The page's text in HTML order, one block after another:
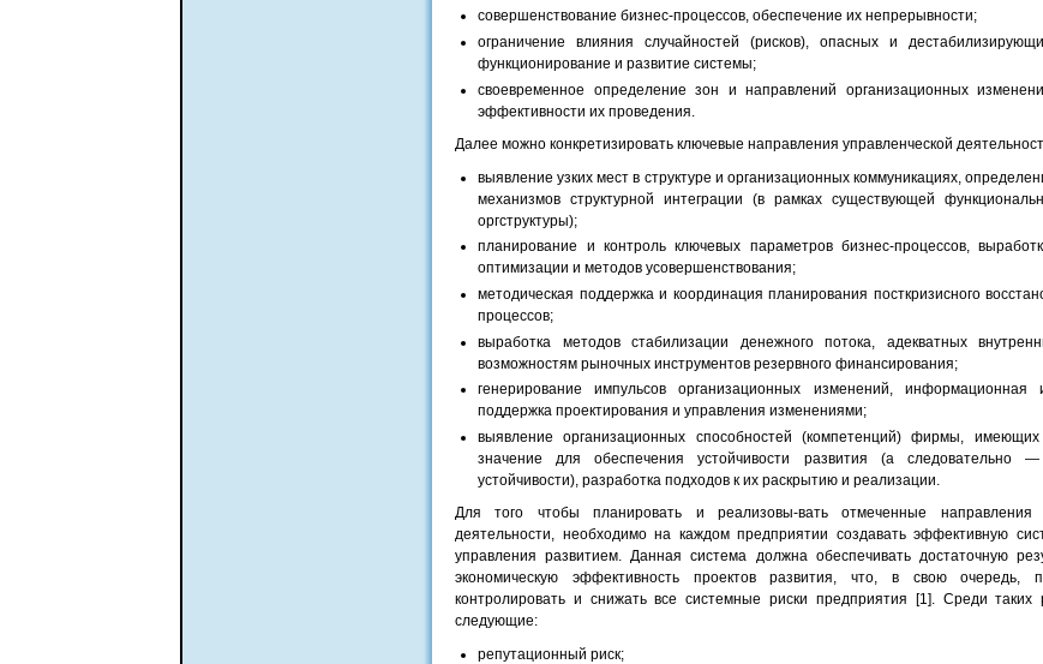
совершенствование бизнес-процессов, обеспечение их непрерывности;
ограничение влияния случайностей (рисков), опасных и
функционирование и развитие системы;
своевременное определение зон и направлений организационных
эффективности их проведения.
Далее можно конкретизировать ключевые направления управленческой
выявление узких мест в структуре и организационных коммуникациях,
механизмов структурной интеграции (в рамках существующей
оргструктуры);
планирование и контроль ключевых параметров бизнес-процессов,
оптимизации и методов усовершенствования;
методическая поддержка и координация планирования посткризисного
процессов;
выработка методов стабилизации денежного потока, адекватных
возможностям рыночных инструментов резервного финансирования;
генерирование импульсов организационных изменений, информационная
поддержка проектирования и управления изменениями;
выявление организационных способностей (компетенций) фирмы,
значение для обеспечения устойчивости развития (а следовательно —
устойчивости), разработка подходов к их раскрытию и реализации.
Для того чтобы планировать и реализовы-вать отмеченные направления
деятельности, необходимо на каждом предприятии создавать эффективную
управления развитием. Данная система должна обеспечивать достаточную
экономическую эффективность проектов развития, что, в свою очередь,
контролировать и снижать все системные риски предприятия [1]. Среди таких
следующие:
репутационный риск;